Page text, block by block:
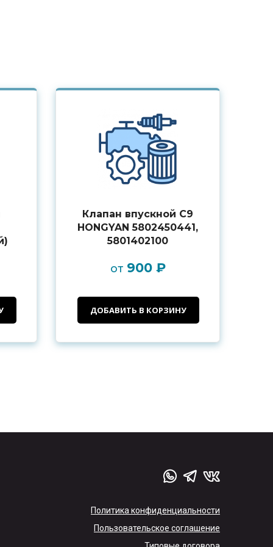
Клапан впускной С9
HONGYAN 5802450441,
5801402100
от 900 ₽
ДОБАВИТЬ В КОРЗИНУ
Политика конфиденциальности
Пользовательское соглашение